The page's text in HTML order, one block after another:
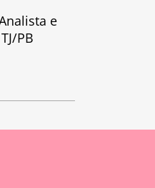
e
PB